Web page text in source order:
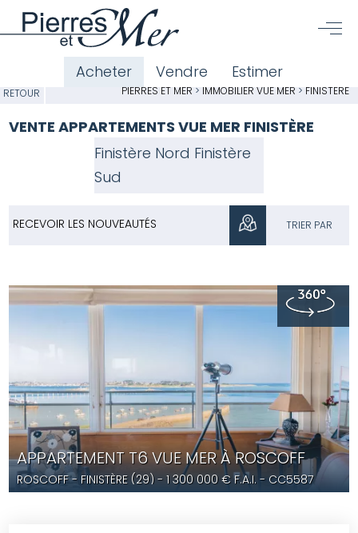
Acheter Vendre Estimer
RETOUR PIERRES ET MER > IMMOBILIER VUE MER > FINISTÈRE
VENTE APPARTEMENTS VUE MER FINISTÈRE
Finistère Nord Finistère
Sud
TRIER PAR
RECEVOIR LES NOUVEAUTÉS
APPARTEMENT T6 VUE MER À ROSCOFF
ROSCOFF- FINISTÈRE (29) -1 300 000 € F.A.I. - CC5587